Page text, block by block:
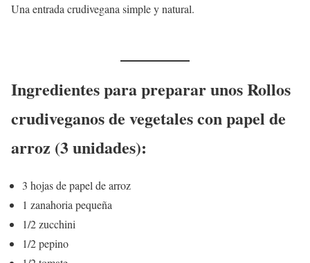
Una entrada crudivegana simple y natural.
Ingredientes para preparar unos Rollos
crudiveganos de vegetales con papel de
arroz (3 unidades):
3 hojas de papel de arroz
1 zanahoria pequeña
1/2 zucchini
1/2 pepino